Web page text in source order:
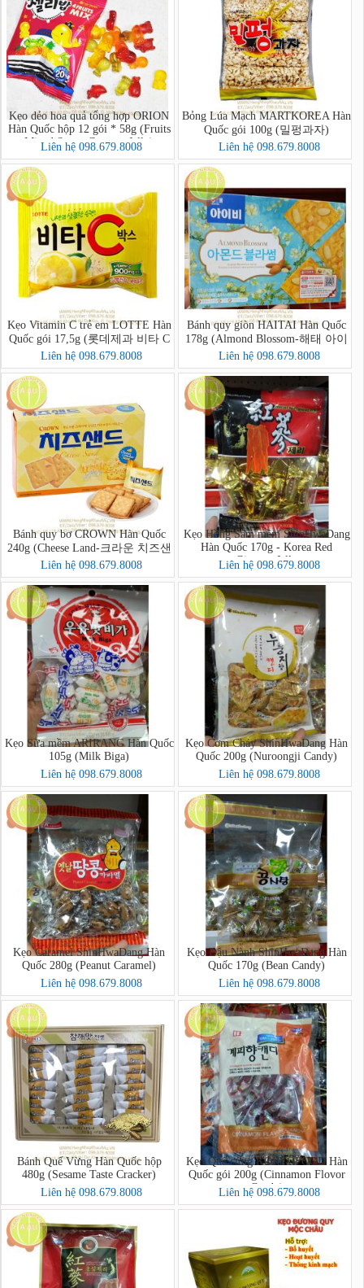
Kẹo dẻo hoa quả tổng hợp ORION
Hàn Quốc hộp 12 gói * 58g (Fruits
Mixed Sweet Gummy Jelly)
Liên hệ 098.679.8008
Bỏng Lúa Mạch MARTKOREA Hàn
Quốc gói 100g (밀펑과자)
Liên hệ 098.679.8008
Kẹo Vitamin C trẻ em LOTTE Hàn
Quốc gói 17,5g (롯데제과 비타 C
박스)
Liên hệ 098.679.8008
Bánh quy giòn HAITAI Hàn Quốc
178g (Almond Blossom-해태 아이
비 아몬드블라썸)
Liên hệ 098.679.8008
Bánh quy bơ CROWN Hàn Quốc
240g (Cheese Land-크라운 치즈샌
드)
Liên hệ 098.679.8008
Kẹo Hồng Sâm mềm ShinHwaDang
Hàn Quốc 170g - Korea Red
Ginseng Jelly
Liên hệ 098.679.8008
Kẹo Sữa mềm ARIRANG Hàn Quốc
105g (Milk Biga)
Liên hệ 098.679.8008
Kẹo Cơm Cháy ShinHwaDang Hàn
Quốc 200g (Nuroongji Candy)
Liên hệ 098.679.8008
Kẹo Caramel ShinHwaDang Hàn
Quốc 280g (Peanut Caramel)
Liên hệ 098.679.8008
Kẹo Đậu Nành ShinHwaDang Hàn
Quốc 170g (Bean Candy)
Liên hệ 098.679.8008
Bánh Quế Vừng Hàn Quốc hộp
480g (Sesame Taste Cracker)
Liên hệ 098.679.8008
Kẹo Quế cứng KORYOFOOD Hàn
Quốc gói 200g (Cinnamon Flovor
Candy)
Liên hệ 098.679.8008